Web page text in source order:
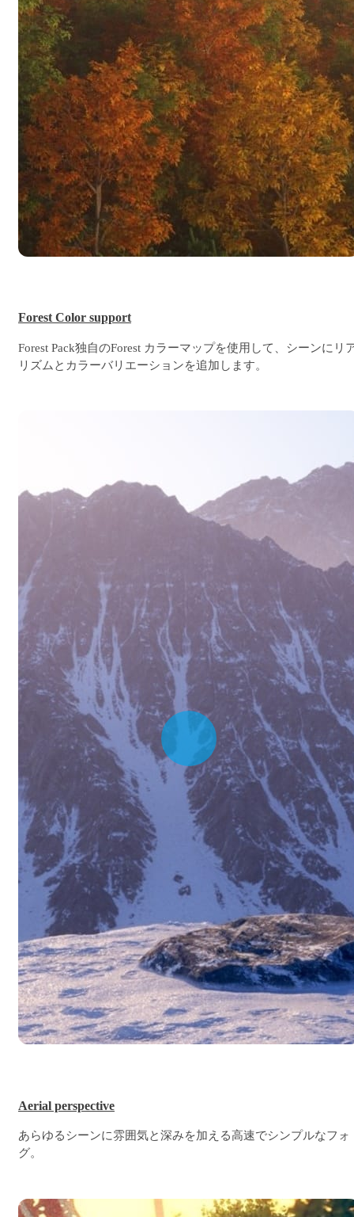
Forest Color support
Forest Pack独自のForest カラーマップを使用して、シーンにリ
リズムとカラーバリエーションを追加します。
Aerial perspective
あらゆるシーンに雰囲気と深みを加える高速でシンプルなフォ
グ。